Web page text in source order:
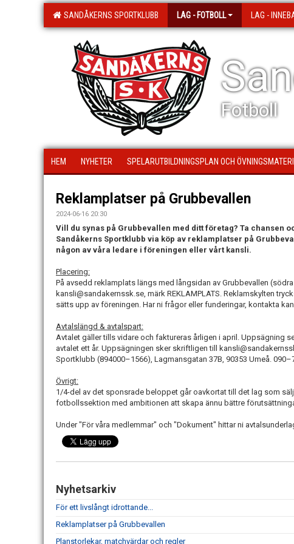
SANDÅKERNS SPORTKLUBB LAG - FOTBOLL LAG -
Fotboll
HEM NYHETER SPELARUTBILDNINGSPLAN OCH
Reklamplatser på Grubbevallen
2024-06-16 20:30
Vill du synas på Grubbevallen med ditt företag? Ta chansen
Sandåkerns Sportklubb via köp av reklamplatser på
någon av våra ledare i föreningen eller vårt kansli.
Placering:
På avsedd reklamplats längs med långsidan av Grubbevallen
kansli@sandakernssk.se, märk REKLAMPLATS. Reklamskylten
sätts upp av föreningen. Har ni frågor eller funderingar, kontakta
Avtalslängd & avtalspart:
Avtalet gäller tills vidare och faktureras årligen i april. Uppsägning
avtalet ett år. Uppsägningen sker skriftligen till
Sportklubb (894000–1566), Lagmansgatan 37B, 90353 Umeå.
Övrigt:
1/4-del av det sponsrade beloppet går oavkortat till det lag som
fotbollssektion med ambitionen att skapa ännu bättre
Under "För våra medlemmar" och "Dokument" hittar ni
Nyhetsarkiv
För ett livslångt idrottande...
Reklamplatser på Grubbevallen
Planstorlekar, matchvärdar och regler